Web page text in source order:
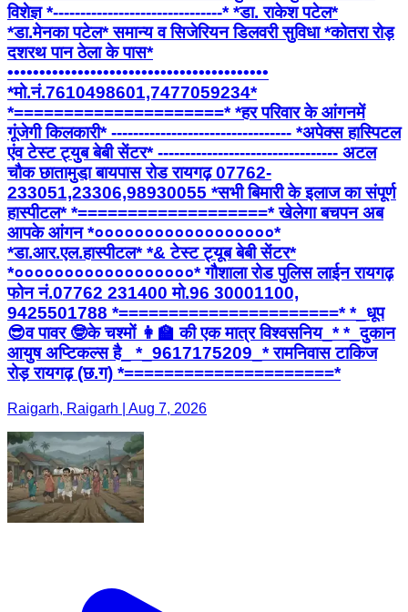
विशेज्ञ *-------------------------------* *डा. राकेश पटेल*
*डा.मेनका पटेल* समान्य व सिजेरियन डिलवरी सुविधा *कोतरा रोड़
दशरथ पान ठेला के पास*
•••••••••••••••••••••••••••••••••••••••••
*मो.नं.7610498601,7477059234*
*=====================* *हर परिवार के आंगनमें
गूंजेगी किलकारी* --------------------------------- *अपेक्स हास्पिटल
एंव टेस्ट ट्युब बेबी सेंटर* --------------------------------- अटल
चौक छातामुडा़ बायपास रोड रायगढ़ 07762-
233051,23306,98930055 *सभी बिमारी के इलाज का संपूर्ण
हास्पीटल* *===================* खेलेगा बचपन अब
आपके आंगन *००००००००००००००००००*
*डा.आर.एल.हास्पीटल* *& टेस्ट ट्यूब बेबी सेंटर*
*००००००००००००००००००* गौशाला रोड पुलिस लाईन रायगढ़
फोन नं.07762 231400 मो.96 30001100,
9425501788 *======================* *_धूप
😎व पावर 🤓के चश्मों 👩‍🏫 की एक मात्र विश्वसनिय_* *_दुकान
आयुष अप्टिकल्स है_ *_9617175209_* रामनिवास टाकिज
रोड़ रायगढ़ (छ.ग) *=====================*
Raigarh, Raigarh | Aug 7, 2026